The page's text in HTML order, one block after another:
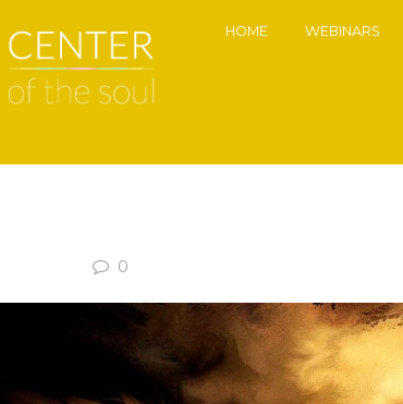
HOME WEBINARS
0